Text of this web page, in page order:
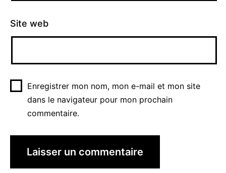
Site web
Enregistrer mon nom, mon e-mail et mon site
dans le navigateur pour mon prochain
commentaire.